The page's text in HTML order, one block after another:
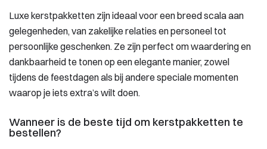
Luxe kerstpakketten zijn ideaal voor een breed scala aan
gelegenheden, van zakelijke relaties en personeel tot
persoonlijke geschenken. Ze zijn perfect om waardering en
dankbaarheid te tonen op een elegante manier, zowel
tijdens de feestdagen als bij andere speciale momenten
waarop je iets extra’s wilt doen.
Wanneer is de beste tijd om kerstpakketten te
bestellen?